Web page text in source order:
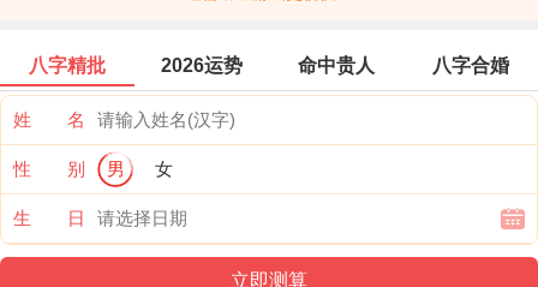
八字精批 2026运势 命中贵人 八字合婚
姓 名
性 别 男 女
生 日